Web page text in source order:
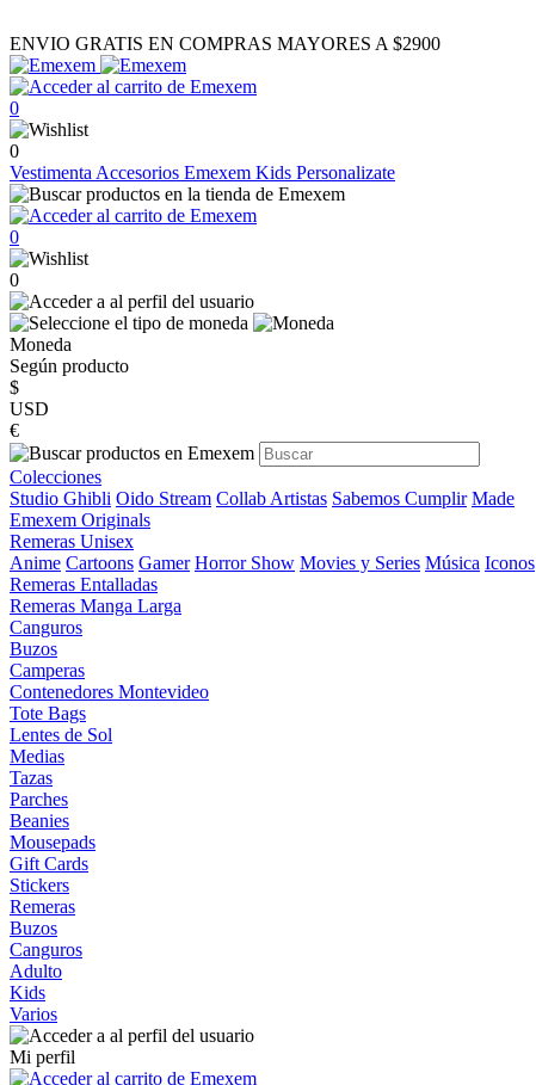
ENVIO GRATIS EN COMPRAS MAYORES A $2900
0
0
Vestimenta Accesorios Emexem Kids Personalizate
0
0
Moneda
Según producto
$
USD
€
Colecciones
Studio Ghibli Oido Stream Collab Artistas Sabemos Cumplir Made
Emexem Originals
Remeras Unisex
Anime Cartoons Gamer Horror Show Movies y Series Música Iconos
Remeras Entalladas
Remeras Manga Larga
Canguros
Buzos
Camperas
Contenedores Montevideo
Tote Bags
Lentes de Sol
Medias
Tazas
Parches
Beanies
Mousepads
Gift Cards
Stickers
Remeras
Buzos
Canguros
Adulto
Kids
Varios
Mi perfil